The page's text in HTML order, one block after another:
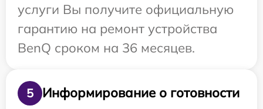
услуги Вы получите официальную
гарантию на ремонт устройства
BenQ сроком на 36 месяцев.
5 Информирование о готовности